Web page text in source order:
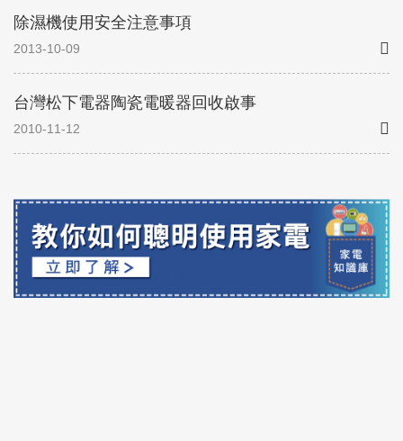
2013-10-09
除濕機使用安全注意事項
2010-11-12
台灣松下電器陶瓷電暖器回收啟事